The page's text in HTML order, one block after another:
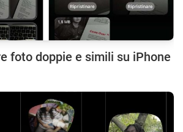
foto doppie e simili su iPhone